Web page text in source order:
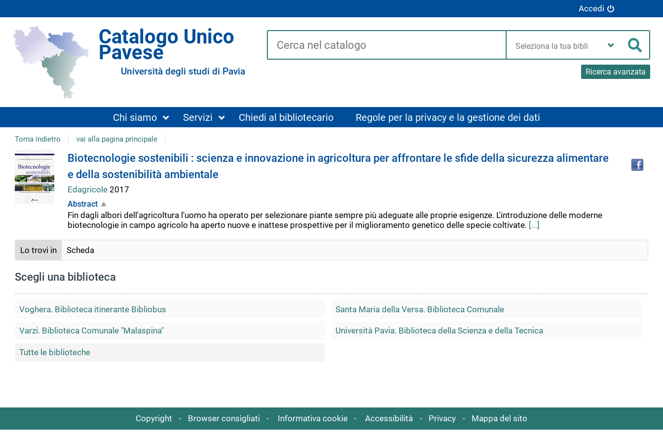
Accedi
Catalogo Unico
Pavese
Università degli studi di Pavia
Cerca su "Catalogo"
Cerca
Ricerca avanzata
Chi siamo Servizi Chiedi al bibliotecario Regole per la privacy e la gestione dei dati
Torna indietro vai alla pagina principale
Dettaglio
del
documento
Biotecnologie sostenibili : scienza e innovazione in agricoltura per affrontare le sfide della sicurezza alimentare
e della sostenibilità ambientale
Edagricole 2017
Abstract
Fin dagli albori dell'agricoltura l'uomo ha operato per selezionare piante sempre più adeguate alle proprie esigenze. L'introduzione delle moderne
biotecnologie in campo agricolo ha aperto nuove e inattese prospettive per il miglioramento genetico delle specie coltivate. [...]
Lo trovi in Scheda
Scegli una biblioteca
Voghera. Biblioteca itinerante Bibliobus Santa Maria della Versa. Biblioteca Comunale
Varzi. Biblioteca Comunale "Malaspina" Università Pavia. Biblioteca della Scienza e della Tecnica
Tutte le biblioteche
Copyright Browser consigliati Informativa cookie Accessibilità Privacy Mappa del sito